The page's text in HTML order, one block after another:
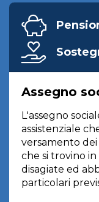
Assegno
L'assegno
assistenziale
versamento
che si trovino
disagiate ed
particolari